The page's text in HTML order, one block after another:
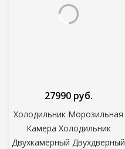
Холодильник Морозильная
Камера Холодильник
Двухкамерный Двухдверный
27990 руб.